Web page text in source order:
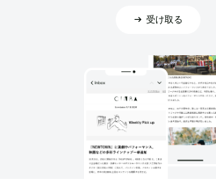
受け取る